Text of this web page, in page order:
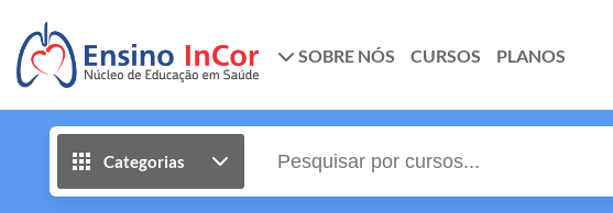
SOBRE NÓS CURSOS PLANOS
Categorias